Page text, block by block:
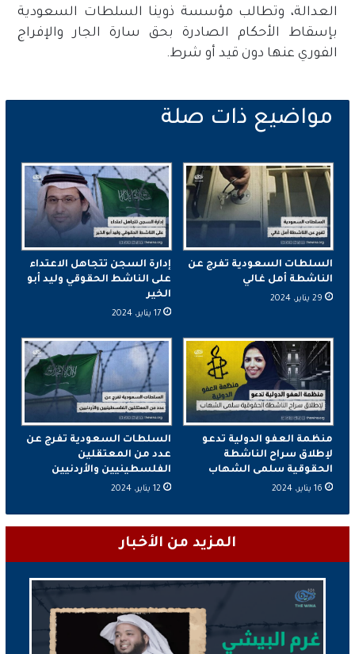
العدالة، وتطالب مؤسسة ذوينا السلطات السعودية
بإسقاط الأحكام الصادرة بحق سارة الجار والإفراج
الفوري عنها دون قيد أو شرط.
السلطات السعودية تفرج عن
الناشطة أمل غالي
29 يناير، 2024
إدارة السجن تتجاهل الاعتداء
على الناشط الحقوقي وليد أبو
الخير
17 يناير، 2024
منظمة العفو الدولية تدعو
لإطلاق سراح الناشطة
الحقوقية سلمى الشهاب
16 يناير، 2024
السلطات السعودية تفرج عن
عدد من المعتقلين
الفلسطينيين والأردنيين
12 يناير، 2024
المزيد من الأخبار